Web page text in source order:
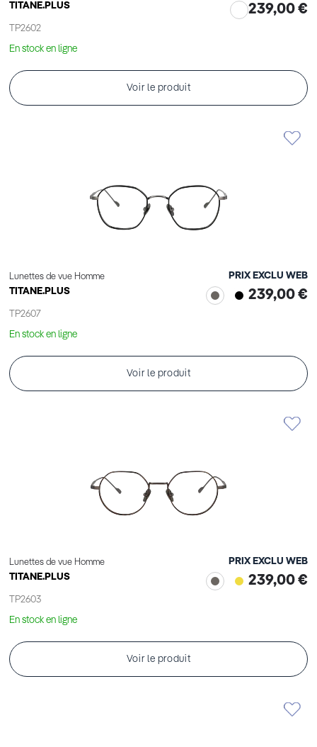
TITANE.PLUS
TP2602
239,00 €
En stock en ligne
Voir le produit
Lunettes de vue Homme
TITANE.PLUS
TP2607
PRIX EXCLU WEB
239,00 €
En stock en ligne
Voir le produit
Lunettes de vue Homme
TITANE.PLUS
TP2603
PRIX EXCLU WEB
239,00 €
En stock en ligne
Voir le produit